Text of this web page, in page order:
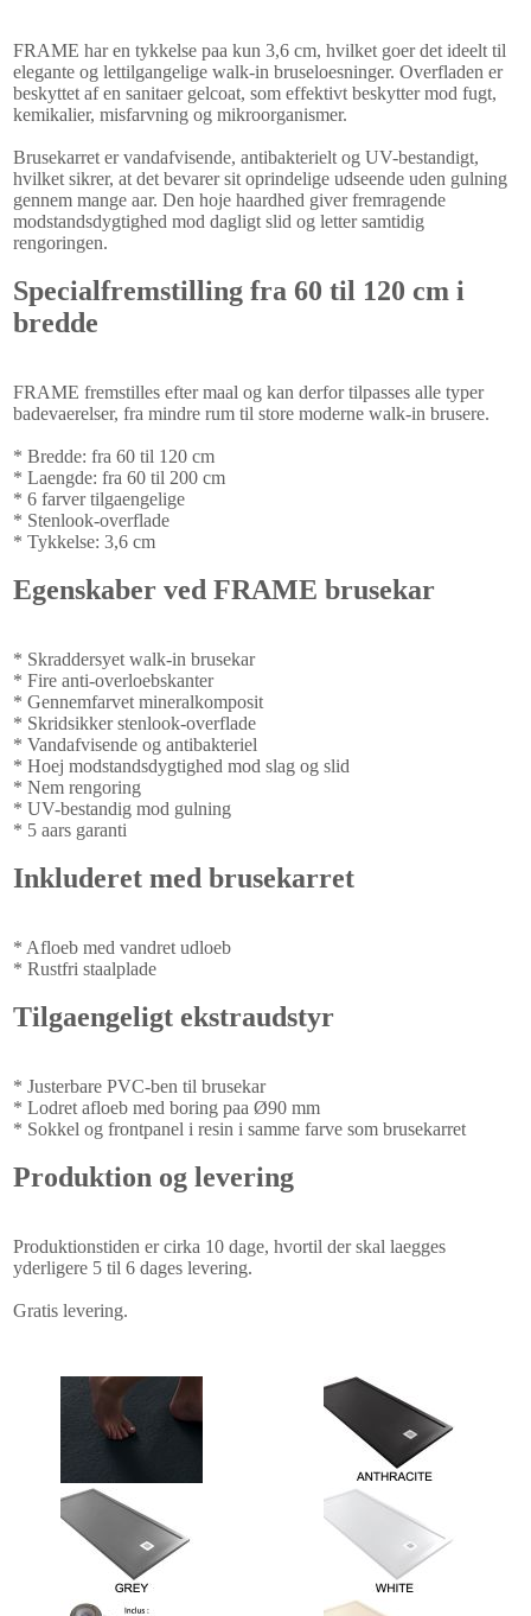
FRAME har en tykkelse paa kun 3,6 cm, hvilket goer det ideelt til
elegante og lettilgangelige walk-in bruseloesninger. Overfladen er
beskyttet af en sanitaer gelcoat, som effektivt beskytter mod fugt,
kemikalier, misfarvning og mikroorganismer.
Brusekarret er vandafvisende, antibakterielt og UV-bestandigt,
hvilket sikrer, at det bevarer sit oprindelige udseende uden gulning
gennem mange aar. Den hoje haardhed giver fremragende
modstandsdygtighed mod dagligt slid og letter samtidig
rengoringen.
Specialfremstilling fra 60 til 120 cm i
bredde
FRAME fremstilles efter maal og kan derfor tilpasses alle typer
badevaerelser, fra mindre rum til store moderne walk-in brusere.
* Bredde: fra 60 til 120 cm
* Laengde: fra 60 til 200 cm
* 6 farver tilgaengelige
* Stenlook-overflade
* Tykkelse: 3,6 cm
Egenskaber ved FRAME brusekar
* Skraddersyet walk-in brusekar
* Fire anti-overloebskanter
* Gennemfarvet mineralkomposit
* Skridsikker stenlook-overflade
* Vandafvisende og antibakteriel
* Hoej modstandsdygtighed mod slag og slid
* Nem rengoring
* UV-bestandig mod gulning
* 5 aars garanti
Inkluderet med brusekarret
* Afloeb med vandret udloeb
* Rustfri staalplade
Tilgaengeligt ekstraudstyr
* Justerbare PVC-ben til brusekar
* Lodret afloeb med boring paa Ø90 mm
* Sokkel og frontpanel i resin i samme farve som brusekarret
Produktion og levering
Produktionstiden er cirka 10 dage, hvortil der skal laegges
yderligere 5 til 6 dages levering.
Gratis levering.